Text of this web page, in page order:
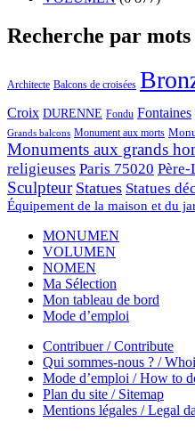
Recherche par mots
Architecte Balcons de croisées
Croix DURENNE Fondu Fontaines
Grands balcons Monument aux morts
Monuments aux grands
religieuses Paris 75020 Père-
Sculpteur Statues Statues
Équipement de la maison et du
MONUMEN
VOLUMEN
NOMEN
Ma Sélection
Mon tableau de bord
Mode d’emploi
Contribuer / Contribute
Qui sommes-nous ? /
Mode d’emploi / How to
Plan du site / Sitemap
Mentions légales / Legal